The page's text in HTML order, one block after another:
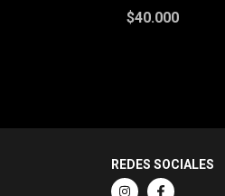
$40.000
REDES SOCIALES